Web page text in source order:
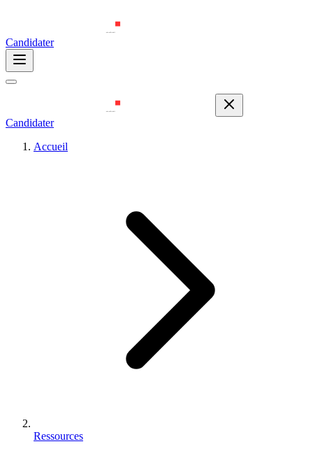
Candidater
Candidater
Accueil
Ressources